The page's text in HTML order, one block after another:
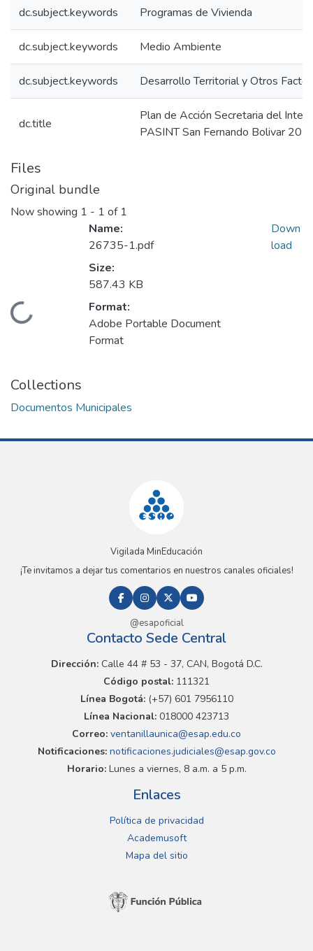
dc.subject.keywords Programas de Vivienda
dc.subject.keywords Medio Ambiente
dc.subject.keywords Desarrollo Territorial y Otros
dc.title
Plan de Acción Secretaria del
PASINT San Fernando Bolivar
Files
Original bundle
Now showing 1 - 1 of 1
Loading...
Name:
26735-1.pdf
Size:
587.43 KB
Format:
Adobe Portable Document
Format
Down
load
Collections
Documentos Municipales
Vigilada MinEducación
¡Te invitamos a dejar tus comentarios en nuestros canales oficiales!
@esapoficial
Contacto Sede Central
Dirección:Calle 44 # 53 - 37, CAN, Bogotá D.C.
Código postal: 111321
Línea Bogotá:(+57) 601 7956110
Línea Nacional: 018000 423713
Correo: ventanillaunica@esap.edu.co
Notificaciones:notificaciones.judiciales@esap.gov.co
Horario:Lunes a viernes, 8 a.m. a 5 p.m.
Enlaces
Política de privacidad
Academusoft
Mapa del sitio